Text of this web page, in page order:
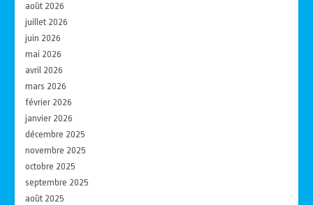
août 2026
juillet 2026
juin 2026
mai 2026
avril 2026
mars 2026
février 2026
janvier 2026
décembre 2025
novembre 2025
octobre 2025
septembre 2025
août 2025